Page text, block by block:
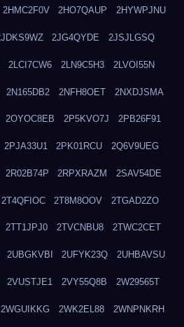
2HMC2F0V 2HO7QAUP 2HYWPJNU
2JG4QYDE 2JSJLGSQ
2LCI7CW6 2LN9C5H3 2LVOI55N
2N165DB2 2NFH8OET 2NXDJSMA
2OYOC8EB 2P5KVO7J 2PB26F91
2PJA33U1 2PK01RCU 2Q6V9UEG
2R02B74P 2RPXRAZM 2SAV54DE
2T4QFIOC 2T8M8OOV 2TGAD2ZO
2TT1JPJ0 2TVCNBU8 2TWC2CET
2UBGKVBI 2UFYK23Q 2UHBAVSU
2VUSTJE1 2VY55Q8B 2W29565T
2WGUIKKG 2WK2EL88 2WNPNKRH